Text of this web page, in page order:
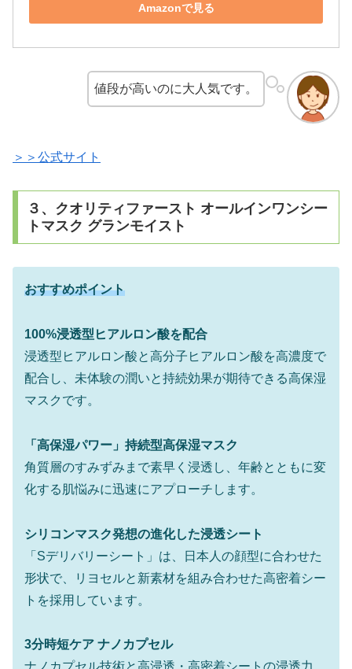
Amazonで見る
値段が高いのに大人気です。
＞＞公式サイト
３、クオリティファースト オールインワンシー
トマスク グランモイスト
おすすめポイント
100%浸透型ヒアルロン酸を配合
浸透型ヒアルロン酸と高分子ヒアルロン酸を高濃度で
配合し、未体験の潤いと持続効果が期待できる高保湿
マスクです。
「高保湿パワー」持続型高保湿マスク
角質層のすみずみまで素早く浸透し、年齢とともに変
化する肌悩みに迅速にアプローチします。
シリコンマスク発想の進化した浸透シート
「Sデリバリーシート」は、日本人の顔型に合わせた
形状で、リヨセルと新素材を組み合わせた高密着シー
トを採用しています。
3分時短ケア ナノカプセル